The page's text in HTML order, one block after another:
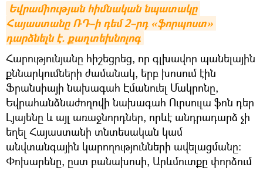
Եվրամիության հիմնական նպատակը
Հայաստանը ՌԴ–ի դեմ 2–րդ «ֆորպոստ»
դարձնելն է. քաղտեխնոլոգ
Հարությունյանը հիշեցրեց, որ գլխավոր պանելային
քննարկումների ժամանակ, երբ խոսում էին
Ֆրանսիայի նախագահ Էմանուել Մակրոնը,
Եվրահանձնաժողովի նախագահ Ուրսուլա ֆոն դեր
Լյայենը և այլ առաջնորդներ, որևէ անդրադարձ չի
եղել Հայաստանի տնտեսական կամ
անվտանգային կարողությունների ավելացմանը։
Փոխարենը, ըստ բանախոսի, Արևմուտքը փորձում